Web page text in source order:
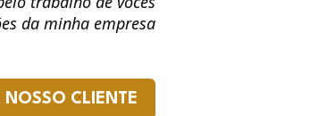
da minha empresa
NOSSO CLIENTE